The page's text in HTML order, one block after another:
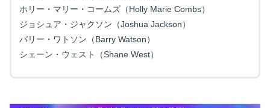
ホリー・マリー・コームズ（Holly Marie Combs）
ジョシュア・ジャクソン（Joshua Jackson）
バリー・ワトソン（Barry Watson）
シェーン・ウェスト（Shane West）